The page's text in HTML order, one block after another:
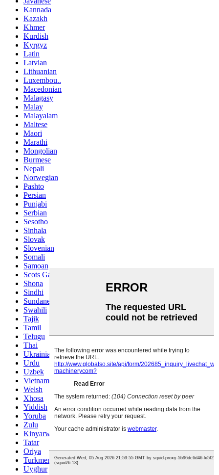
Kannada
Kazakh
Khmer
Kurdish
Kyrgyz
Latin
Latvian
Lithuanian
Luxembou..
Macedonian
Malagasy
Malay
Malayalam
Maltese
Maori
Marathi
Mongolian
Burmese
Nepali
Norwegian
Pashto
Persian
Punjabi
Serbian
Sesotho
Sinhala
Slovak
Slovenian
Somali
Samoan
Scots Gaelic
Shona
Sindhi
Sundanese
Swahili
Tajik
Tamil
Telugu
Thai
Ukrainian
Urdu
Uzbek
Vietnamese
Welsh
Xhosa
Yiddish
Yoruba
Zulu
Kinyarwanda
Tatar
Oriya
Turkmen
Uyghur